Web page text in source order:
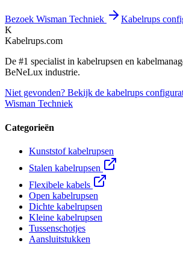
Bezoek Wisman Techniek
Kabelrups
K
Kabelrups.com
De #1 specialist in kabelrupsen en
BeNeLux industrie.
Niet gevonden? Bekijk de kabelrups
Wisman Techniek
Categorieën
Kunststof kabelrupsen
Stalen kabelrupsen
Flexibele kabels
Open kabelrupsen
Dichte kabelrupsen
Kleine kabelrupsen
Tussenschotjes
Aansluitstukken